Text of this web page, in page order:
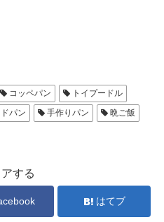
コッペパン
トイプードル
パン 手作りパン
晩ご飯
する
はてブ